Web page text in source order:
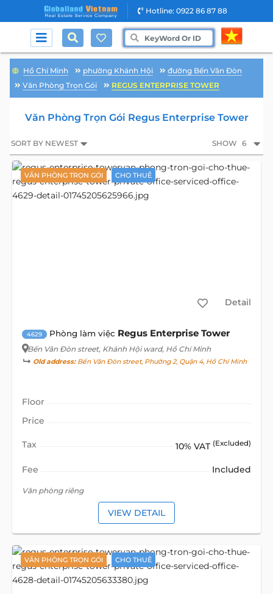
Hotline: 0922 86 87 88
Hồ Chí Minh phường Khánh Hội
đường Bến Vân Đòn
Văn Phòng Trọn Gói
REGUS ENTERPRISE TOWER
Văn Phòng Trọn Gói Regus Enterprise Tower
SORT BY NEWEST SHOW 6
VĂN PHÒNG TRỌN GÓI CHO THUÊ
Detail
4629 Phòng làm việc Regus Enterprise Tower
Bến Vân Đòn street, Khánh Hội ward, Hồ Chí Minh
Old address:Bến Vân Đòn street, Phường 2, Quận 4, Hồ Chí Minh
Floor
Price
Tax 10% VAT (Excluded)
Fee Included
Văn phòng riêng
VIEW DETAIL
VĂN PHÒNG TRỌN GÓI CHO THUÊ